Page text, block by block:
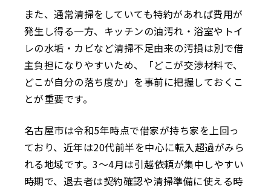
また、通常清掃をしていても特約があれば費用が
発生し得る一方、キッチンの油汚れ・浴室やトイ
レの水垢・カビなど清掃不足由来の汚損は別で借
主負担になりやすいため、「どこが交渉材料で、
どこが自分の落ち度か」を事前に把握しておくこ
とが重要です。
名古屋市は令和5年時点で借家が持ち家を上回っ
ており、近年は20代前半を中心に転入超過がみら
れる地域です。3〜4月は引越依頼が集中しやすい
時期で、退去者は契約確認や清掃準備に使える時